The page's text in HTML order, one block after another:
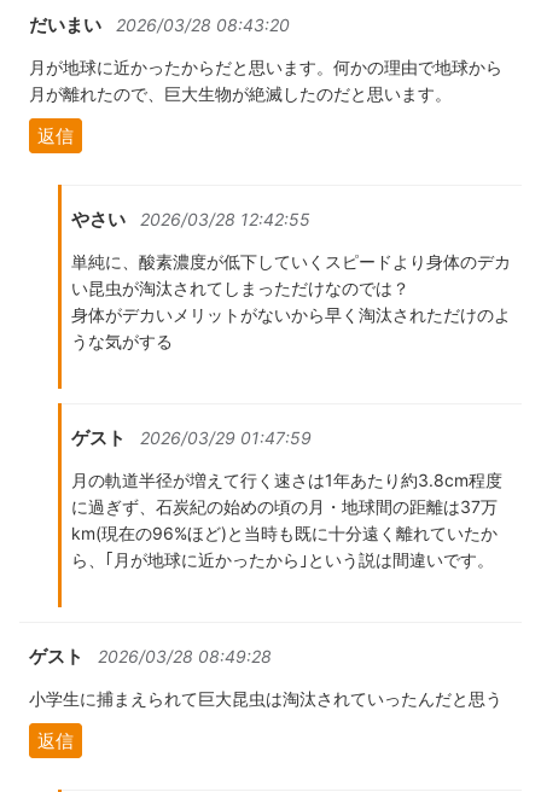
だいまい 2026/03/28 08:43:20
月が地球に近かったからだと思います。何かの理由で地球から
月が離れたので、巨大生物が絶滅したのだと思います。
返信
やさい 2026/03/28 12:42:55
単純に、酸素濃度が低下していくスピードより身体のデカ
い昆虫が淘汰されてしまっただけなのでは？
身体がデカいメリットがないから早く淘汰されただけのよ
うな気がする
ゲスト 2026/03/29 01:47:59
月の軌道半径が増えて行く速さは1年あたり約3.8cm程度
に過ぎず、石炭紀の始めの頃の月・地球間の距離は37万
km(現在の96%ほど)と当時も既に十分遠く離れていたか
ら、｢月が地球に近かったから｣という説は間違いです。
ゲスト 2026/03/28 08:49:28
小学生に捕まえられて巨大昆虫は淘汰されていったんだと思う
返信